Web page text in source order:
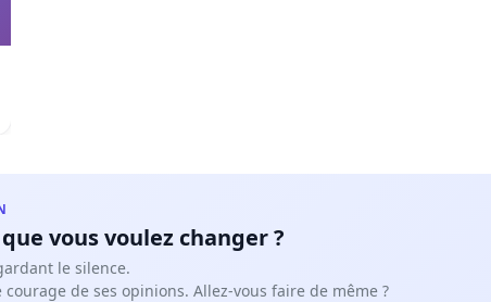
vous voulez changer ?
le silence.
de ses opinions. Allez-vous faire de même ?